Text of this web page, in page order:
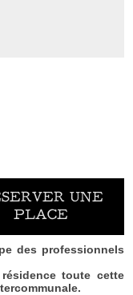
UNE
PLACE
des professionnels
toute cette